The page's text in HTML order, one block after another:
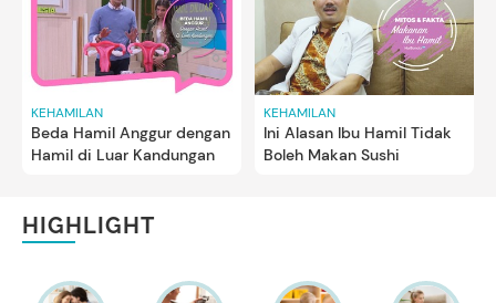
KEHAMILAN
Beda Hamil Anggur dengan
Hamil di Luar Kandungan
KEHAMILAN
Ini Alasan Ibu Hamil Tidak
Boleh Makan Sushi
HIGHLIGHT